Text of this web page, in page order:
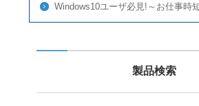
Windows10ユーザ必見!～お仕事時
製品検索